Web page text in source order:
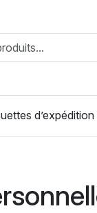
d’expédition